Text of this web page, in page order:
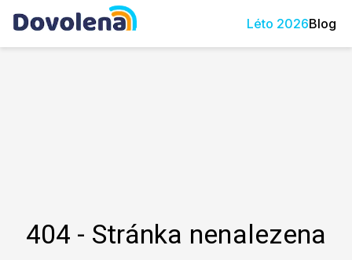
Léto 2026Blog
404 - Stránka nenalezena